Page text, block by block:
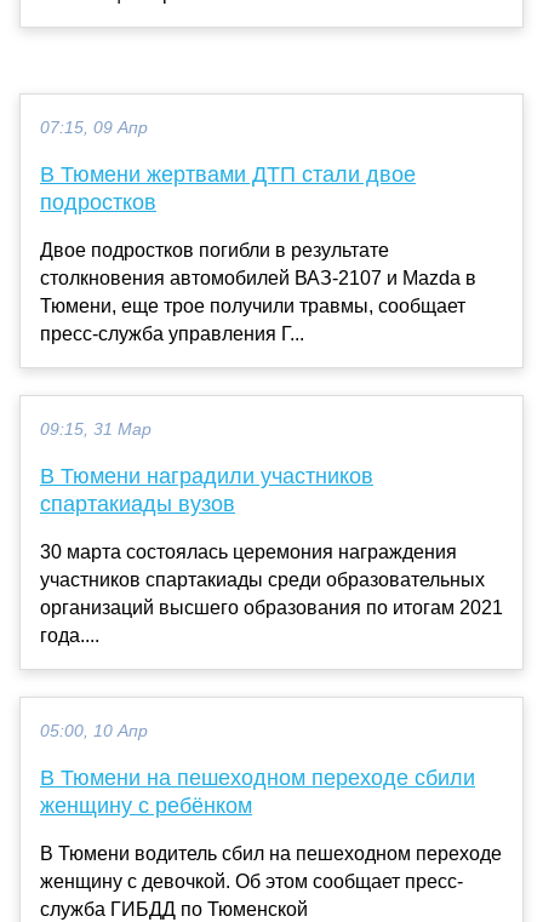
07:15, 09 Апр
В Тюмени жертвами ДТП стали двое
подростков
Двое подростков погибли в результате
столкновения автомобилей ВАЗ-2107 и Mazda в
Тюмени, еще трое получили травмы, сообщает
пресс-служба управления Г...
09:15, 31 Мар
В Тюмени наградили участников
спартакиады вузов
30 марта состоялась церемония награждения
участников спартакиады среди образовательных
организаций высшего образования по итогам 2021
года....
05:00, 10 Апр
В Тюмени на пешеходном переходе сбили
женщину с ребёнком
В Тюмени водитель сбил на пешеходном переходе
женщину с девочкой. Об этом сообщает пресс-
служба ГИБДД по Тюменской